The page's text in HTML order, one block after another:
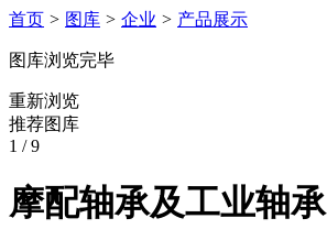
首页 > 图库 > 企业 > 产品展示
图库浏览完毕
重新浏览
推荐图库
1 / 9
摩配轴承及工业轴承